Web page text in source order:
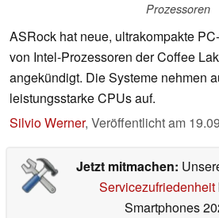
Prozessoren
ASRock hat neue, ultrakompakte
von Intel-Prozessoren der Coffee
angekündigt. Die Systeme nehmen
leistungsstarke CPUs auf.
Silvio Werner, Veröffentlicht am
Jetzt mitmachen:
Servicezufriedenheit
Smartphones